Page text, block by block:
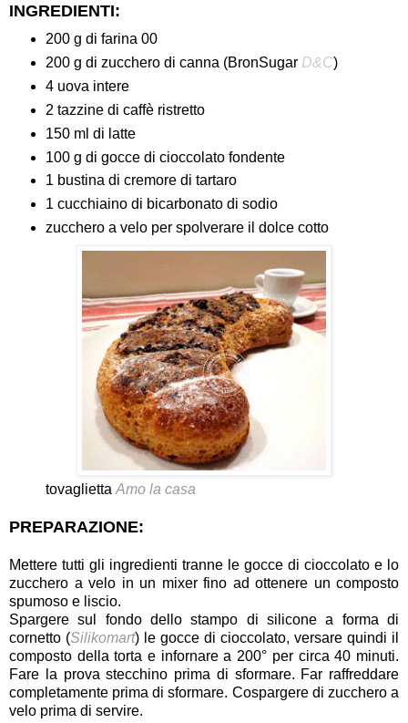
INGREDIENTI:
200 g di farina 00
200 g di zucchero di canna (BronSugar D&C)
4 uova intere
2 tazzine di caffè ristretto
150 ml di latte
100 g di gocce di cioccolato fondente
1 bustina di cremore di tartaro
1 cucchiaino di bicarbonato di sodio
zucchero a velo per spolverare il dolce cotto
tovaglietta Amo la casa
PREPARAZIONE:
Mettere tutti gli ingredienti tranne le gocce di cioccolato e lo
zucchero a velo in un mixer fino ad ottenere un composto
spumoso e liscio.
Spargere sul fondo dello stampo di silicone a forma di
cornetto (Silikomart) le gocce di cioccolato, versare quindi il
composto della torta e infornare a 200° per circa 40 minuti.
Fare la prova stecchino prima di sformare. Far raffreddare
completamente prima di sformare. Cospargere di zucchero a
velo prima di servire.